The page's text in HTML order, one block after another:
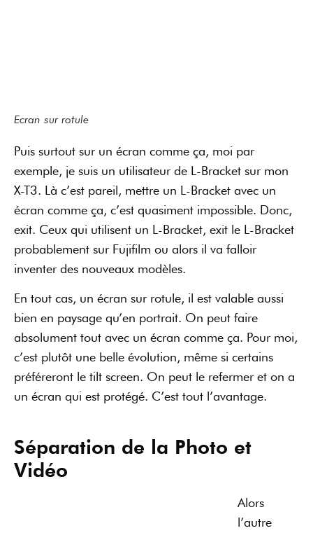
Ecran sur rotule
Puis surtout sur un écran comme ça, moi par
exemple, je suis un utilisateur de L-Bracket sur mon
X-T3. Là c’est pareil, mettre un L-Bracket avec un
écran comme ça, c’est quasiment impossible. Donc,
exit. Ceux qui utilisent un L-Bracket, exit le L-Bracket
probablement sur Fujifilm ou alors il va falloir
inventer des nouveaux modèles.
En tout cas, un écran sur rotule, il est valable aussi
bien en paysage qu’en portrait. On peut faire
absolument tout avec un écran comme ça. Pour moi,
c’est plutôt une belle évolution, même si certains
préféreront le tilt screen. On peut le refermer et on a
un écran qui est protégé. C’est tout l’avantage.
Séparation de la Photo et
Vidéo
Alors
l’autre